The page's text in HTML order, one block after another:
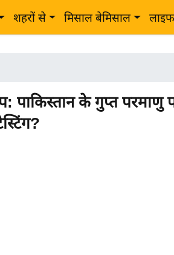
शहरों से मिसाल बेमिसाल
पाकिस्तान के गुप्त परमाणु